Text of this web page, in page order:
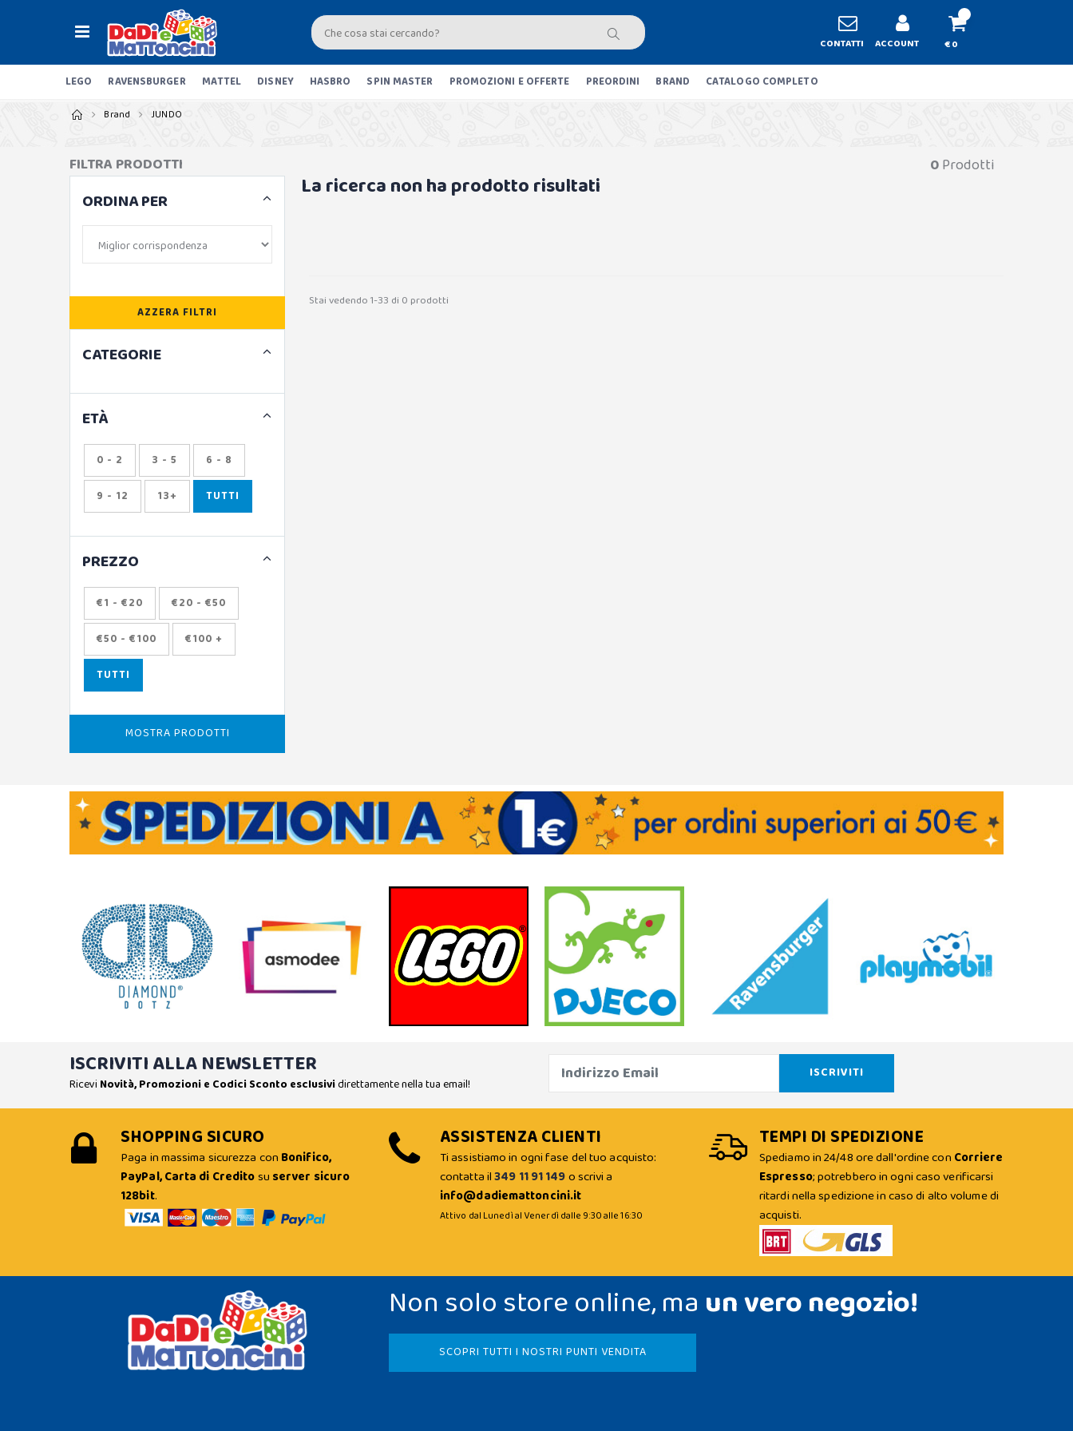
CONTATTI ACCOUNT € 0
LEGO RAVENSBURGER MATTEL DISNEY HASBRO SPIN MASTER PROMOZIONI E OFFERTE PREORDINI BRAND CATALOGO COMPLETO
Brand JUNDO
0Prodotti
La ricerca non ha prodotto risultati
Stai vedendo 1-33 di 0 prodotti
FILTRA PRODOTTI
ORDINA PER
AZZERA FILTRI
CATEGORIE
ETÀ
0 - 2 3 - 5 6 - 8
9 - 12 13+ TUTTI
PREZZO
€1 - €20 €20 - €50
€50 - €100 €100 +
TUTTI
MOSTRA PRODOTTI
ISCRIVITI ALLA NEWSLETTER
Ricevi Novità, Promozioni e Codici Sconto esclusividirettamente nella tua email!
SHOPPING SICURO
Paga in massima sicurezza con Bonifico,
PayPal, Carta di Creditosu server sicuro
128bit.
ASSISTENZA CLIENTI
Ti assistiamo in ogni fase del tuo acquisto:
contatta il349 11 91 149o scrivi a
info@dadiemattoncini.it
Attivo dal Lunedì al Venerdì dalle 9:30 alle 16:30
TEMPI DI SPEDIZIONE
Spediamo in 24/48 ore dall'ordine con Corriere
Espresso; potrebbero in ogni caso verificarsi
ritardi nella spedizione in caso di alto volume di
acquisti.
Non solo store online, ma un vero negozio!
SCOPRI TUTTI I NOSTRI PUNTI VENDITA